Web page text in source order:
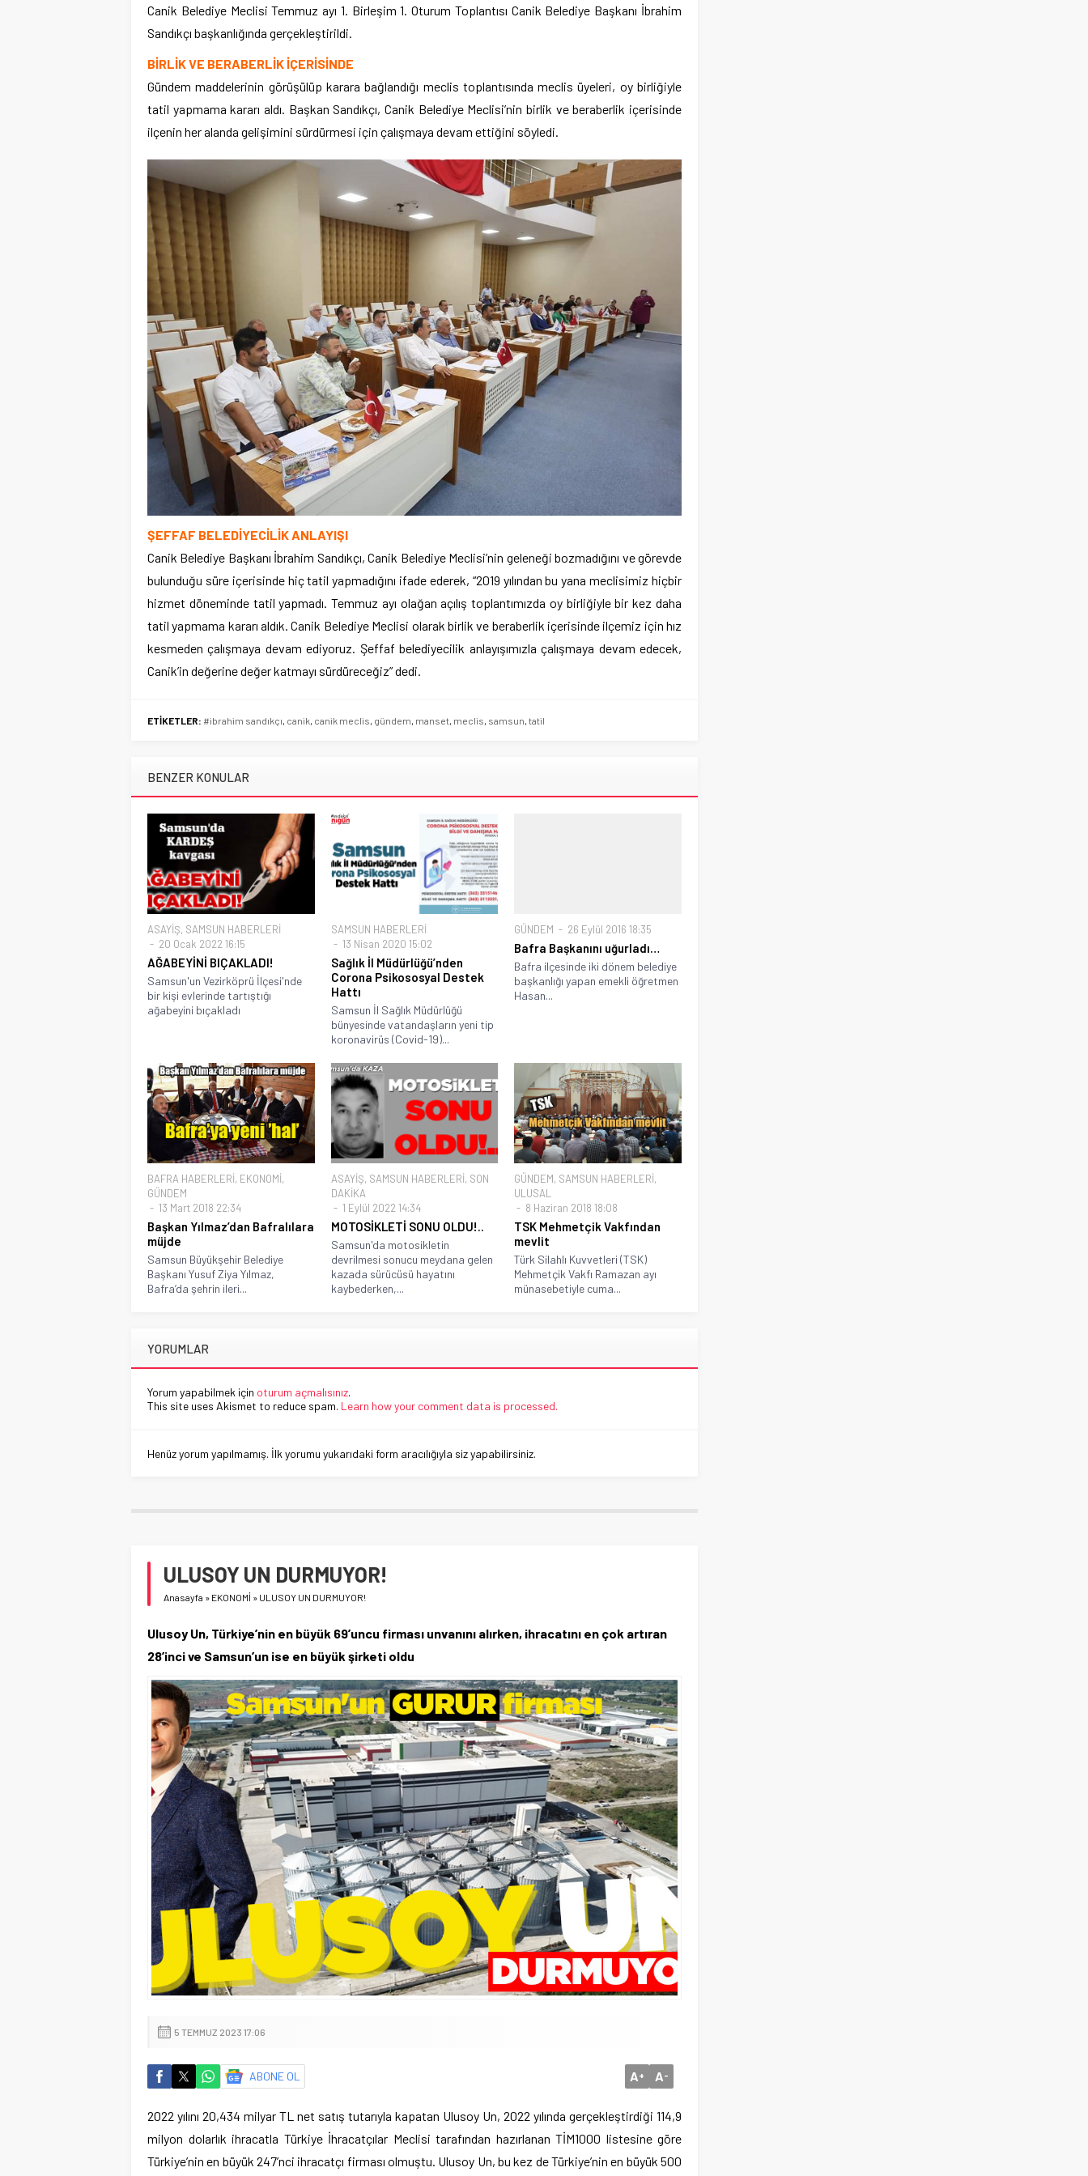
Canik Belediye Meclisi Temmuz ayı 1. Birleşim 1. Oturum Toplantısı Canik Belediye Başkanı İbrahim
Sandıkçı başkanlığında gerçekleştirildi.
BİRLİK VE BERABERLİK İÇERİSİNDE
Gündem maddelerinin görüşülüp karara bağlandığı meclis toplantısında meclis üyeleri, oy birliğiyle
tatil yapmama kararı aldı. Başkan Sandıkçı, Canik Belediye Meclisi’nin birlik ve beraberlik içerisinde
ilçenin her alanda gelişimini sürdürmesi için çalışmaya devam ettiğini söyledi.
ŞEFFAF BELEDİYECİLİK ANLAYIŞI
Canik Belediye Başkanı İbrahim Sandıkçı, Canik Belediye Meclisi’nin geleneği bozmadığını ve görevde
bulunduğu süre içerisinde hiç tatil yapmadığını ifade ederek, “2019 yılından bu yana meclisimiz hiçbir
hizmet döneminde tatil yapmadı. Temmuz ayı olağan açılış toplantımızda oy birliğiyle bir kez daha
tatil yapmama kararı aldık. Canik Belediye Meclisi olarak birlik ve beraberlik içerisinde ilçemiz için hız
kesmeden çalışmaya devam ediyoruz. Şeffaf belediyecilik anlayışımızla çalışmaya devam edecek,
Canik’in değerine değer katmayı sürdüreceğiz” dedi.
ETİKETLER: #ibrahim sandıkçı, canik, canik meclis, gündem, manset, meclis, samsun, tatil
BENZER KONULAR
ASAYİŞ, SAMSUN HABERLERİ
20 Ocak 2022 16:15
AĞABEYİNİ BIÇAKLADI!
Samsun'un Vezirköprü İlçesi'nde
bir kişi evlerinde tartıştığı
ağabeyini bıçakladı
SAMSUN HABERLERİ
13 Nisan 2020 15:02
Sağlık İl Müdürlüğü’nden
Corona Psikososyal Destek
Hattı
Samsun İl Sağlık Müdürlüğü
bünyesinde vatandaşların yeni tip
koronavirüs (Covid-19)...
GÜNDEM 26 Eylül 2016 18:35
Bafra Başkanını uğurladı…
Bafra ilçesinde iki dönem belediye
başkanlığı yapan emekli öğretmen
Hasan...
BAFRA HABERLERİ, EKONOMİ,
GÜNDEM
13 Mart 2018 22:34
Başkan Yılmaz’dan Bafralılara
müjde
Samsun Büyükşehir Belediye
Başkanı Yusuf Ziya Yılmaz,
Bafra’da şehrin ileri...
ASAYİŞ, SAMSUN HABERLERİ, SON
DAKİKA
1 Eylül 2022 14:34
MOTOSİKLETİ SONU OLDU!..
Samsun'da motosikletin
devrilmesi sonucu meydana gelen
kazada sürücüsü hayatını
kaybederken,...
GÜNDEM, SAMSUN HABERLERİ,
ULUSAL
8 Haziran 2018 18:08
TSK Mehmetçik Vakfından
mevlit
Türk Silahlı Kuvvetleri (TSK)
Mehmetçik Vakfı Ramazan ayı
münasebetiyle cuma...
YORUMLAR
Yorum yapabilmek için oturum açmalısınız.
This site uses Akismet to reduce spam. Learn how your comment data is processed.
Henüz yorum yapılmamış. İlk yorumu yukarıdaki form aracılığıyla siz yapabilirsiniz.
ULUSOY UN DURMUYOR!
Anasayfa » EKONOMİ » ULUSOY UN DURMUYOR!
Ulusoy Un, Türkiye’nin en büyük 69’uncu firması unvanını alırken, ihracatını en çok artıran
28’inci ve Samsun’un ise en büyük şirketi oldu
5 TEMMUZ 2023 17:06
ABONE OL A+ A-
2022 yılını 20,434 milyar TL net satış tutarıyla kapatan Ulusoy Un, 2022 yılında gerçekleştirdiği 114,9
milyon dolarlık ihracatla Türkiye İhracatçılar Meclisi tarafından hazırlanan TİM1000 listesine göre
Türkiye’nin en büyük 247’nci ihracatçı firması olmuştu. Ulusoy Un, bu kez de Türkiye’nin en büyük 500